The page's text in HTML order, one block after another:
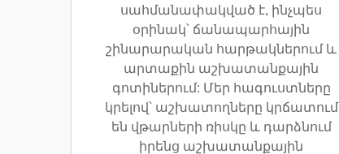
սահմանափակված է, ինչպես
օրինակ՝ ճանապարհային
շինարարական հարթակներում և
արտաքին աշխատանքային
գոտիներում: Մեր հագուստները
կրելով՝ աշխատողները կրճատում
են վթարների ռիսկը և դարձնում
իրենց աշխատանքային